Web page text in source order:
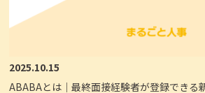
2025.10.15
ABABAとは｜最終面接経験者が登録できる